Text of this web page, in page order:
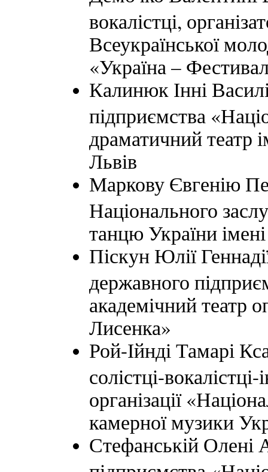
вокалістці,
Всеукраїнської
«Україна –
Калинюк Інні
підприємства
драматичний театр
Львів
Маркову Євгенію
Національного
танцю України
Піскун Юлії
державного
академічний театр
Лисенка»
Рой-Ійнді Тамарі
солістці-
організації
камерної музики
Стефанській Олені